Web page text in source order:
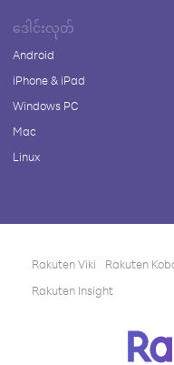
ဒေါင်းလုတ်
Android
iPhone & iPad
Windows PC
Mac
Linux
Rakuten Viki Rakuten
Rakuten Insight